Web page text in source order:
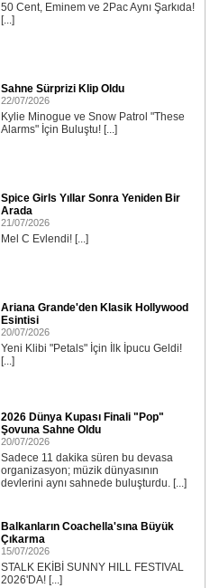
50 Cent, Eminem ve 2Pac Aynı Şarkıda!
[...]
Sahne Sürprizi Klip Oldu
22/07/2026
Kylie Minogue ve Snow Patrol "These
Alarms" İçin Buluştu! [...]
Spice Girls Yıllar Sonra Yeniden Bir
Arada
21/07/2026
Mel C Evlendi! [...]
Ariana Grande'den Klasik Hollywood
Esintisi
20/07/2026
Yeni Klibi "Petals" İçin İlk İpucu Geldi!
[...]
2026 Dünya Kupası Finali "Pop"
Şovuna Sahne Oldu
20/07/2026
Sadece 11 dakika süren bu devasa
organizasyon; müzik dünyasının
devlerini aynı sahnede buluşturdu. [...]
Balkanların Coachella'sına Büyük
Çıkarma
15/07/2026
STALK EKİBİ SUNNY HILL FESTIVAL
2026'DA! [...]